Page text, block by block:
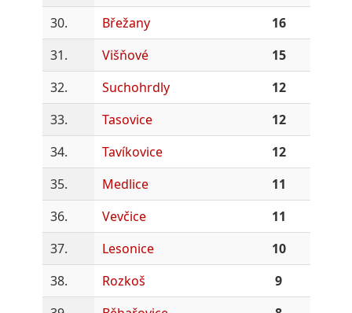
30.
Břežany
16
31.
Višňové
15
32.
Suchohrdly
12
33.
Tasovice
12
34.
Tavíkovice
12
35.
Medlice
11
36.
Vevčice
11
37.
Lesonice
10
38.
Rozkoš
9